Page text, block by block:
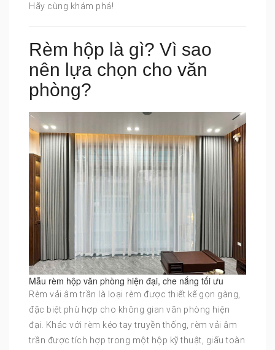
Hãy cùng khám phá!
Rèm hộp là gì? Vì sao
nên lựa chọn cho văn
phòng?
Mẫu rèm hộp văn phòng hiện đại, che nắng tối ưu
Rèm vải âm trần là loại rèm được thiết kế gọn gàng,
đặc biệt phù hợp cho không gian văn phòng hiện
đại. Khác với rèm kéo tay truyền thống, rèm vải âm
trần được tích hợp trong một hộp kỹ thuật, giấu toàn